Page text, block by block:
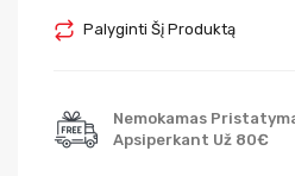
Palyginti Šį Produktą
Nemokamas
Apsiperkant Už 80€